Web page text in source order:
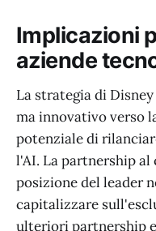
Implicazioni
aziende
La strategia di
ma innovativo verso
potenziale di
l'AI. La partnership
posizione del leader
capitalizzare
ulteriori partnership